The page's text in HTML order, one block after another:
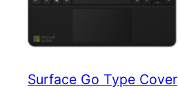
Surface Go Type Cover